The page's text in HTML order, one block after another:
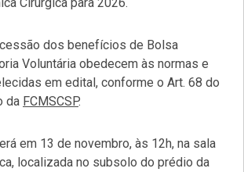
dos benefícios de Bolsa
Voluntária obedecem às normas e
em edital, conforme o Art. 68 do
da FCMSCSP.
em 13 de novembro, às 12h, na sala
localizada no subsolo do prédio da